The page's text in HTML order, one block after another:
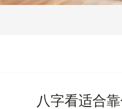
八字看适合